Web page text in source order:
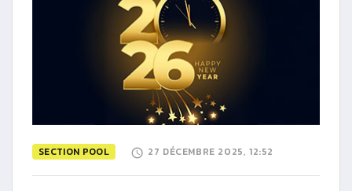
SECTION POOL 27 DÉCEMBRE 2025, 12:52